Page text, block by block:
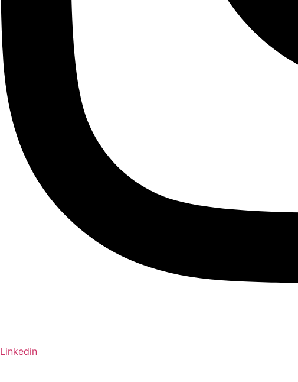
Linkedin